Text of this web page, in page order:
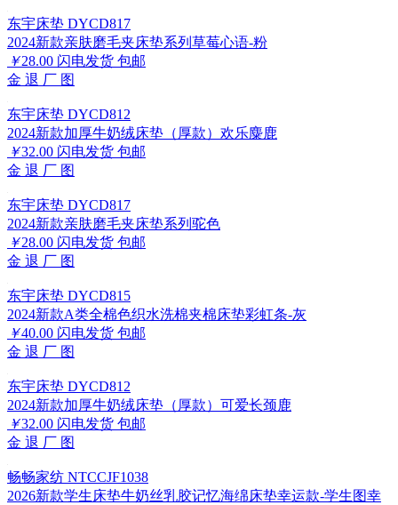
东宇床垫 DYCD817
2024新款亲肤磨毛夹床垫系列草莓心语-粉
￥28.00 闪电发货 包邮
金 退 厂 图
东宇床垫 DYCD812
2024新款加厚牛奶绒床垫（厚款）欢乐麋鹿
￥32.00 闪电发货 包邮
金 退 厂 图
东宇床垫 DYCD817
2024新款亲肤磨毛夹床垫系列驼色
￥28.00 闪电发货 包邮
金 退 厂 图
东宇床垫 DYCD815
2024新款A类全棉色织水洗棉夹棉床垫彩虹条-灰
￥40.00 闪电发货 包邮
金 退 厂 图
东宇床垫 DYCD812
2024新款加厚牛奶绒床垫（厚款）可爱长颈鹿
￥32.00 闪电发货 包邮
金 退 厂 图
畅畅家纺 NTCCJF1038
2026新款学生床垫牛奶丝乳胶记忆海绵床垫幸运款-学生图幸